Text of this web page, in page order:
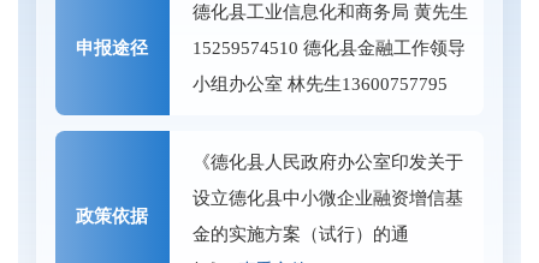
申报途径
德化县工业信息化和商务局 黄先生
15259574510 德化县金融工作领导
小组办公室 林先生13600757795
政策依据
《德化县人民政府办公室印发关于
设立德化县中小微企业融资增信基
金的实施方案（试行）的通